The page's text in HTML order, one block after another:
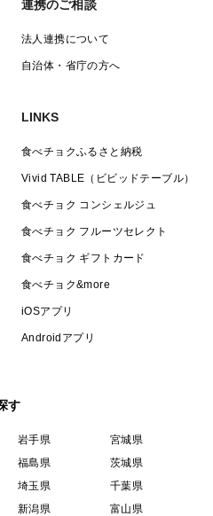
連携のご相談
法人連携について
自治体・省庁の方へ
LINKS
食べチョクふるさと納税
Vivid TABLE（ビビッドテーブル）
食べチョク コンシェルジュ
食べチョク フルーツセレクト
食べチョク ギフトカード
食べチョク&more
iOSアプリ
Androidアプリ
す
岩手県
宮城県
福島県
茨城県
埼玉県
千葉県
新潟県
富山県